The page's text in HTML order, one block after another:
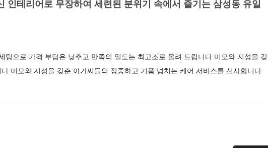
인테리어로 무장하여 세련된 분위기 속에서 즐기는 삼성동 유일
팅으로 가격 부담은 낮추고 만족의 밀도는 최고조로 올려 드립니다 미모와 지성을 갖
미모와 지성을 갖춘 아가씨들의 정중하고 기품 넘치는 케어 서비스를 선사합니다